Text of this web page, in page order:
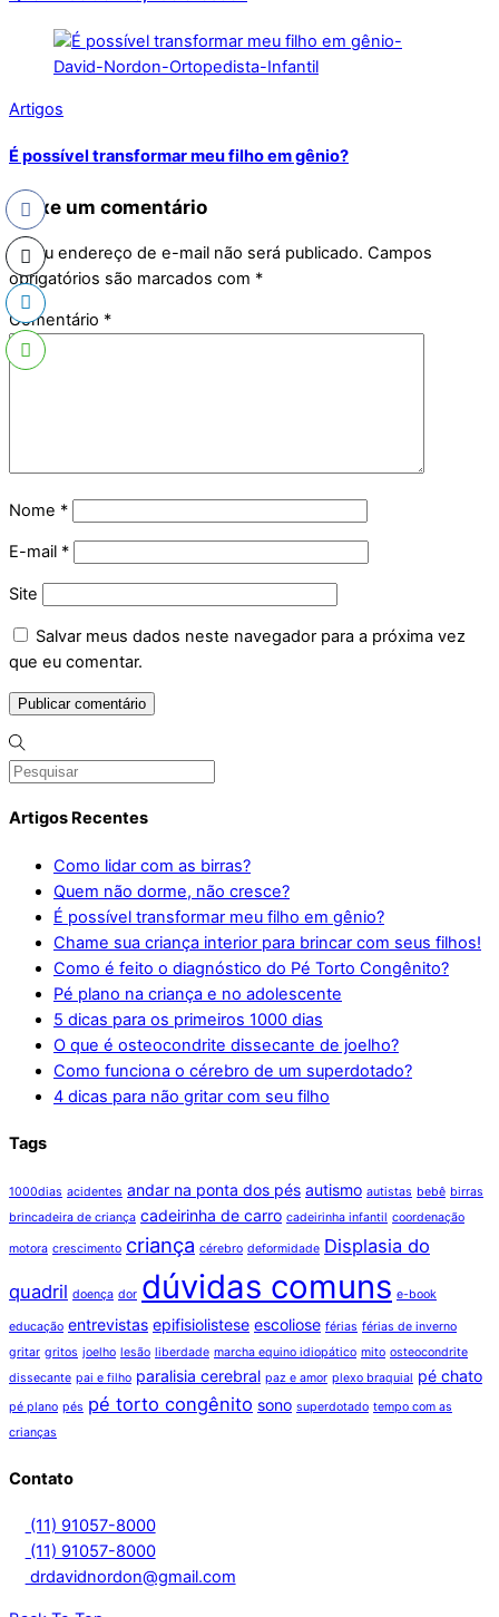
Artigos
É possível transformar meu filho em gênio?
Deixe um comentário
O seu endereço de e-mail não será publicado. Campos
obrigatórios são marcados com *
Comentário *
Nome *
E-mail *
Site
Salvar meus dados neste navegador para a próxima vez
que eu comentar.
Artigos Recentes
Como lidar com as birras?
Quem não dorme, não cresce?
É possível transformar meu filho em gênio?
Chame sua criança interior para brincar com seus filhos!
Como é feito o diagnóstico do Pé Torto Congênito?
Pé plano na criança e no adolescente
5 dicas para os primeiros 1000 dias
O que é osteocondrite dissecante de joelho?
Como funciona o cérebro de um superdotado?
4 dicas para não gritar com seu filho
Tags
1000dias acidentes andar na ponta dos pés autismo autistas bebê birras
brincadeira de criança cadeirinha de carro cadeirinha infantil coordenação
motora crescimento criança cérebro deformidade Displasia do
quadril doença dor dúvidas comuns e-book
educação entrevistas epifisiolistese escoliose férias férias de inverno
gritar gritos joelho lesão liberdade marcha equino idiopático mito osteocondrite
dissecante pai e filho paralisia cerebral paz e amor plexo braquial pé chato
pé plano pés pé torto congênito sono superdotado tempo com as
crianças
Contato
(11) 91057-8000
(11) 91057-8000
drdavidnordon@gmail.com